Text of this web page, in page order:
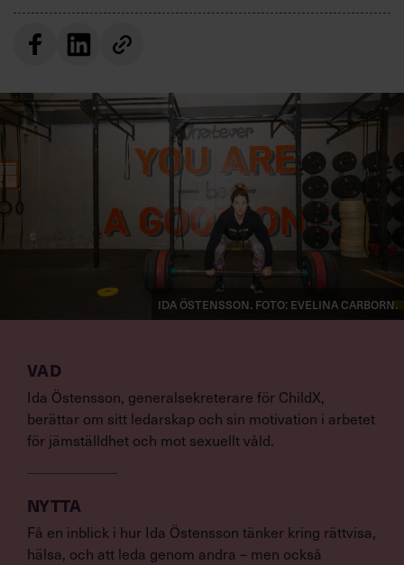
VAD
Ida Östensson, generalsekreterare för ChildX,
berättar om sitt ledarskap och sin motivation i arbetet
för jämställdhet och mot sexuellt våld.
NYTTA
Få en inblick i hur Ida Östensson tänker kring rättvisa,
hälsa, och att leda genom andra – men också
Ida Östensson. Foto: Evelina Carborn.